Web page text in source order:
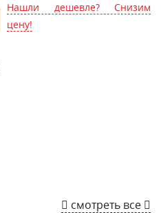
Нашли дешевле? Снизим
цену!
смотреть все